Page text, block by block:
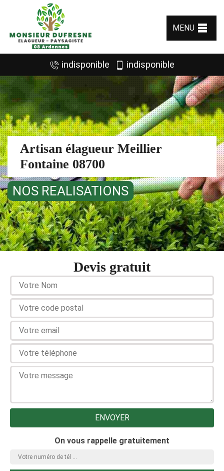
MENU
indisponible indisponible
Artisan élagueur Meillier
Fontaine 08700
NOS REALISATIONS
Devis gratuit
On vous rappelle gratuitement